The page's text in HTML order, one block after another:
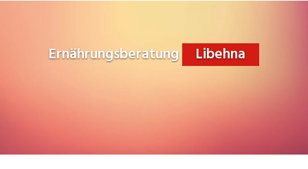
Ernährungsberatung Libehna